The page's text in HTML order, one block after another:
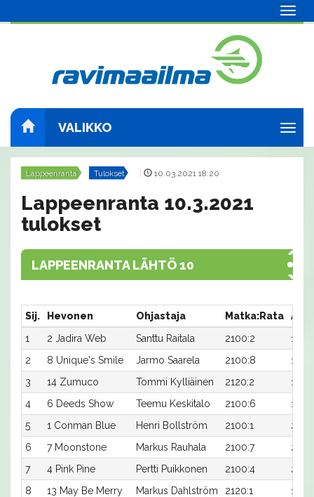
VALIKKO
Lappeenranta Tulokset 10.03.2021 18:20
Lappeenranta 10.3.2021
tulokset
LAPPEENRANTA LÄHTÖ 10
Sij. Hevonen Ohjastaja Matka:Rata
Aika
1
2 Jadira Web Santtu Raitala 2100:2
19,2
2
8 Unique's Smile Jarmo Saarela 2100:8
19,5
3
14 Zumuco Tommi Kylliäinen 2120:2
18,9
4
6 Deeds Show Teemu Keskitalo 2100:6
19,9
5
1 Conman Blue Henri Bollström 2100:1
20,0
6
7 Moonstone Markus Rauhala 2100:7
20,0
7
4 Pink Pine Pertti Puikkonen 2100:4
20,1
8
13 May Be Merry Markus Dahlström 2120:1
19,4